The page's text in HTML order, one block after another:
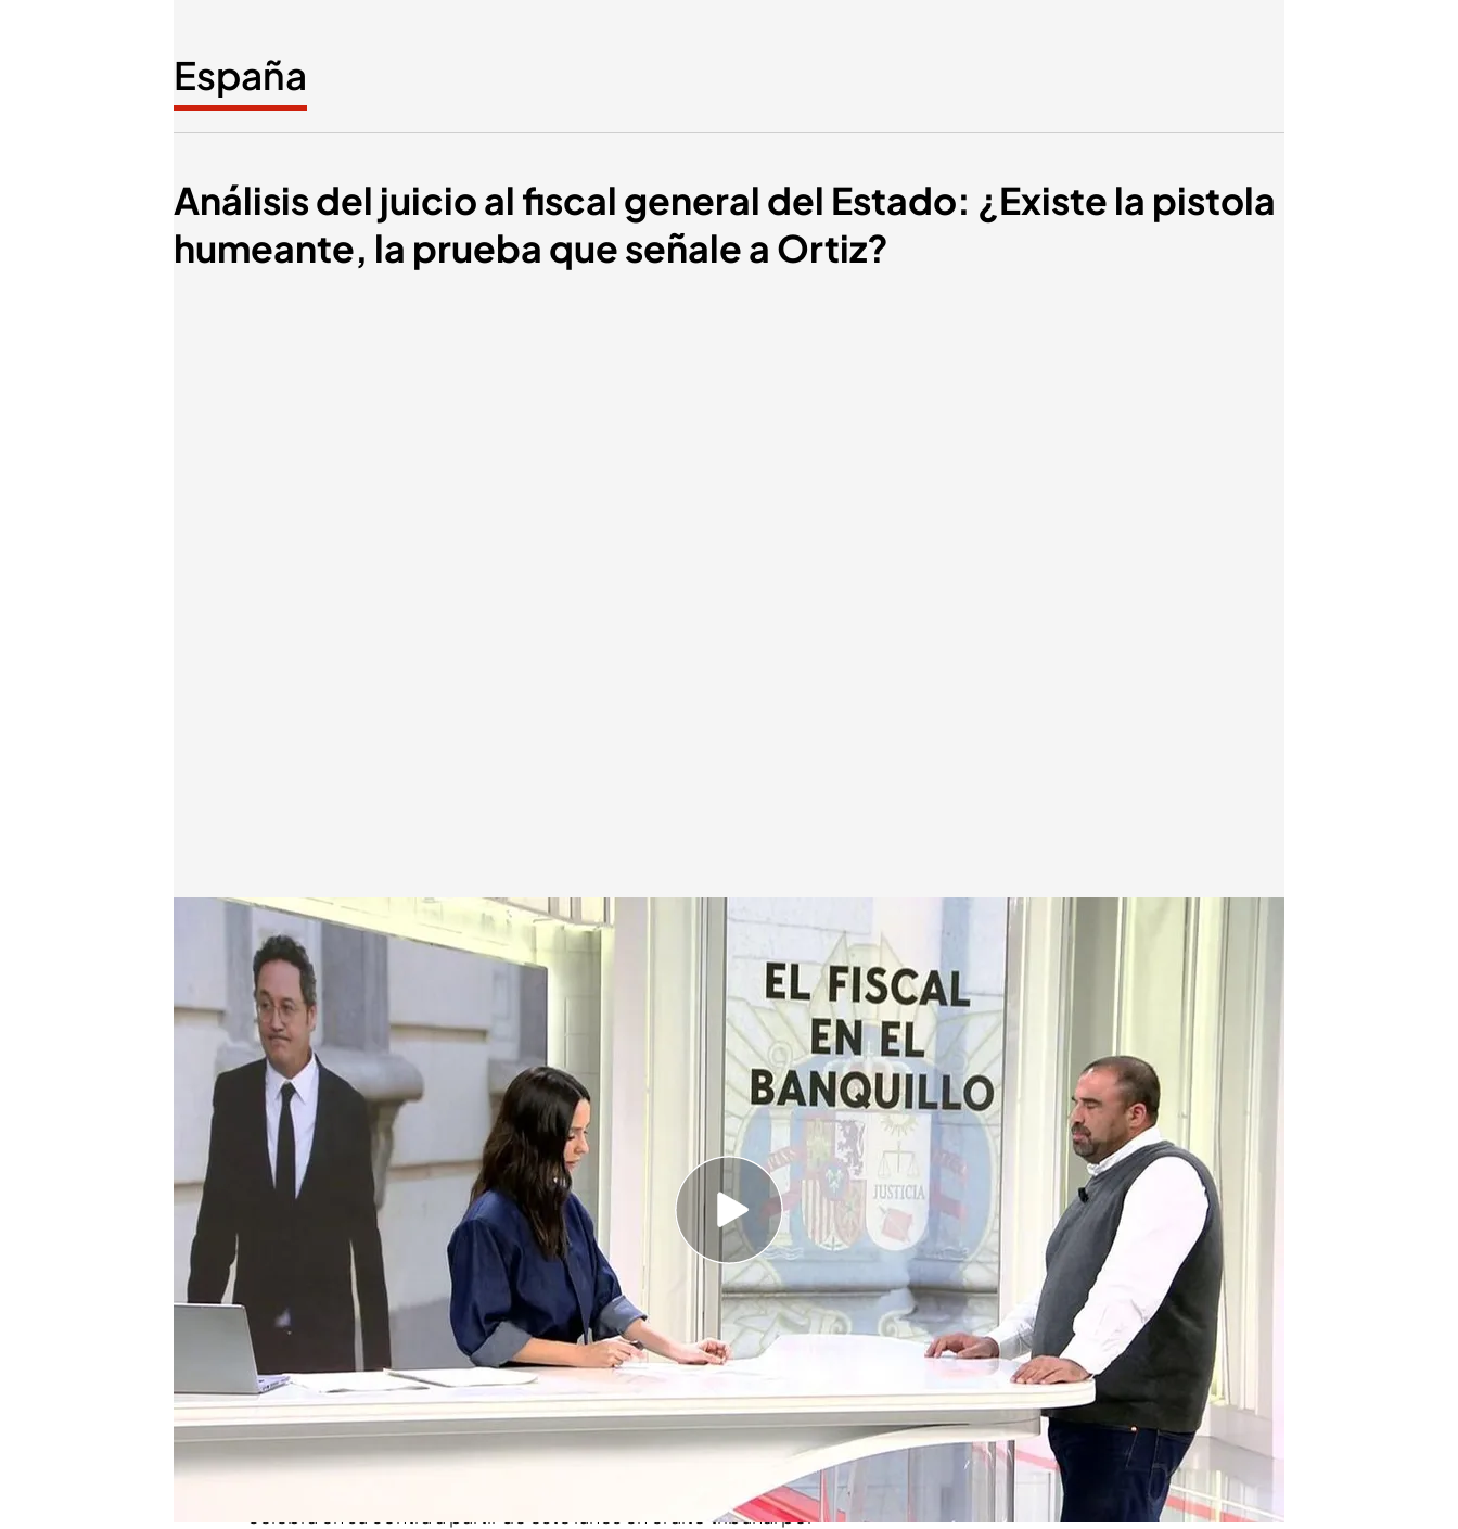
España
Análisis del juicio al fiscal general del Estado: ¿Existe la pistola
humeante, la prueba que señale a Ortiz?
Dani Montero analiza el primer día de juicio contra el fiscal general del Estado, Álvaro García Ortiz
Daniel Montero
03 NOV 2025 - 19:08h.
El 12 de noviembre será el día que declare el Fiscal General del Estado,
que solicitó declarar el último.
"Falta lo que los expertos llaman la pistola humeante, la prueba
indubitada", analiza Dani Montero.
El fiscal general del Estado, Álvaro García Ortiz,
ha asegurado este lunes
que
"no" se considera autor responsable del delito de revelación de
secretosque se le atribuye y que habría afectado a
Amador, novio de la presidenta madrileña, Isabel Díaz Ayuso.
Así se ha pronunciado el jefe del Ministerio Público en el juicio que se
celebra en su contra a partir de este lunes en el alto tribunal por